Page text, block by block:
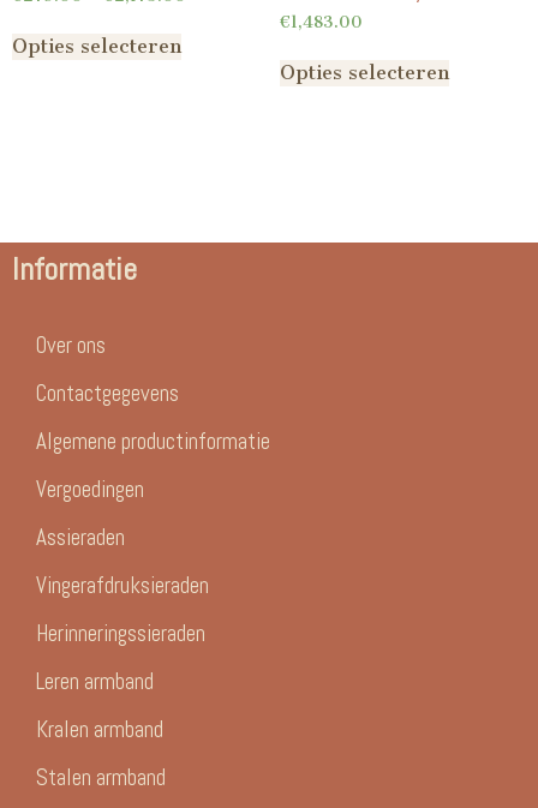
Opties selecteren
€1,483.00
Opties selecteren
Informatie
Over ons
Contactgegevens
Algemene productinformatie
Vergoedingen
Assieraden
Vingerafdruksieraden
Herinneringssieraden
Leren armband
Kralen armband
Stalen armband